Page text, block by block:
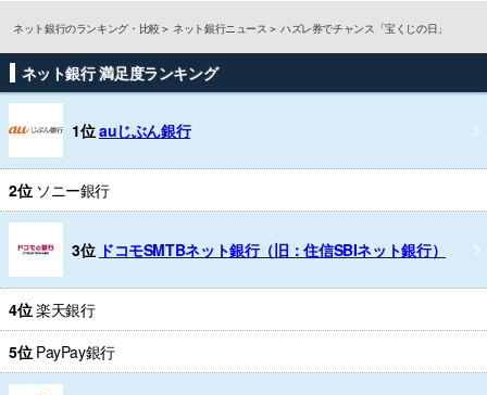
ネット銀行のランキング・比較 ネット銀行ニュース ハズレ券でチャンス「宝くじの日」
ネット銀行 満足度ランキング
1位auじぶん銀行
2位 ソニー銀行
3位 ドコモSMTBネット銀行（旧：住信SBIネット銀行）
4位楽天銀行
5位 PayPay銀行